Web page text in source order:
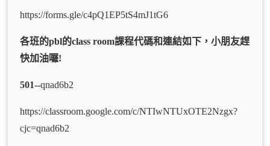
https://forms.gle/c4pQ1EP5tS4mJ1tG6
各班的pbl的class room課程代碼和連結如下，小朋友趕
快加油囉!
501--qnad6b2
https://classroom.google.com/c/NTIwNTUxOTE2Nzgx?
cjc=qnad6b2